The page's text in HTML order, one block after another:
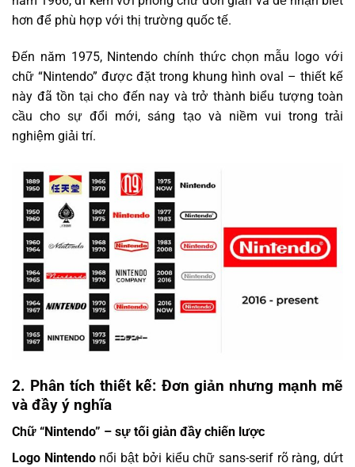
hơn để phù hợp với thị trường quốc tế.
Đến năm 1975, Nintendo chính thức chọn mẫu logo với
chữ “Nintendo” được đặt trong khung hình oval – thiết kế
này đã tồn tại cho đến nay và trở thành biểu tượng toàn
cầu cho sự đổi mới, sáng tạo và niềm vui trong trải
nghiệm giải trí.
2. Phân tích thiết kế: Đơn giản nhưng mạnh mẽ
và đầy ý nghĩa
Chữ “Nintendo” – sự tối giản đầy chiến lược
Logo Nintendonổi bật bởi kiểu chữ sans-serif rõ ràng, dứt